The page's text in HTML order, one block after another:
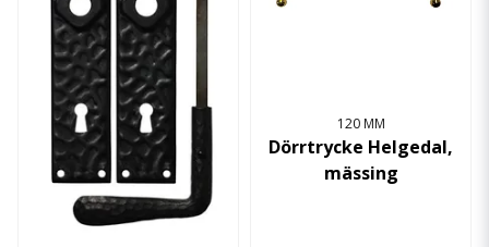
120 MM
Dörrtrycke Helgedal,
mässing